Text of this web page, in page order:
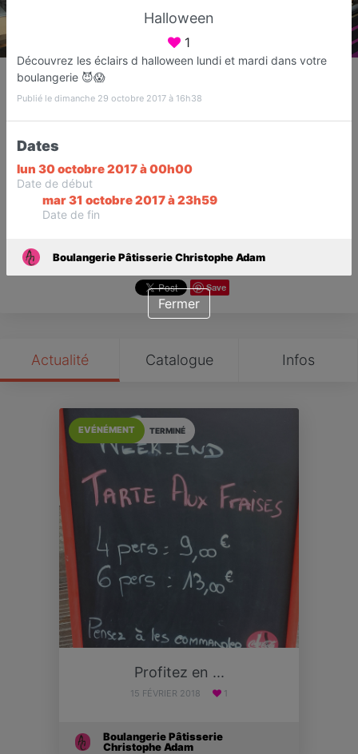
Boulangerie Pâtisserie
Christophe Adam
Favori Contacter
Save
Actualité Catalogue Infos
TERMINÉ
EVÉNÉMENT
Profitez en ...
15 FÉVRIER 2018 1
Boulangerie Pâtisserie
Christophe Adam
Halloween
1
Découvrez les éclairs d halloween lundi et mardi dans votre
boulangerie 😈😱
Publié le dimanche 29 octobre 2017 à 16h38
Dates
lun 30 octobre 2017 à 00h00
Date de début
mar 31 octobre 2017 à 23h59
Date de fin
Boulangerie Pâtisserie Christophe Adam
Fermer